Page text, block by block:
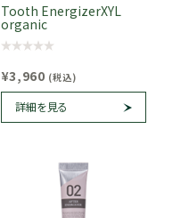
Tooth EnergizerXYL
organic
¥3,960 (税込)
詳細を見る